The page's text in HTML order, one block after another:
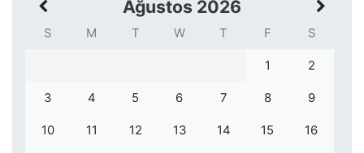
Ağustos 2026
S M T W T F S
1 2
3 4 5 6 7 8 9
10 11 12 13 14 15 16